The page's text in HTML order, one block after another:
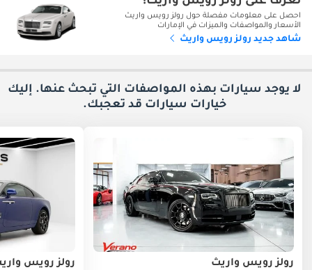
احصل على معلومات مفصلة حول رولز رويس واريث
الأسعار والمواصفات والميزات في الإمارات
شاهد جديد رولز رويس واريث
لا يوجد سيارات بهذه المواصفات التي تبحث عنها. إليك
خيارات سيارات قد تعجبك.
رولز رويس واريث
رولز رويس